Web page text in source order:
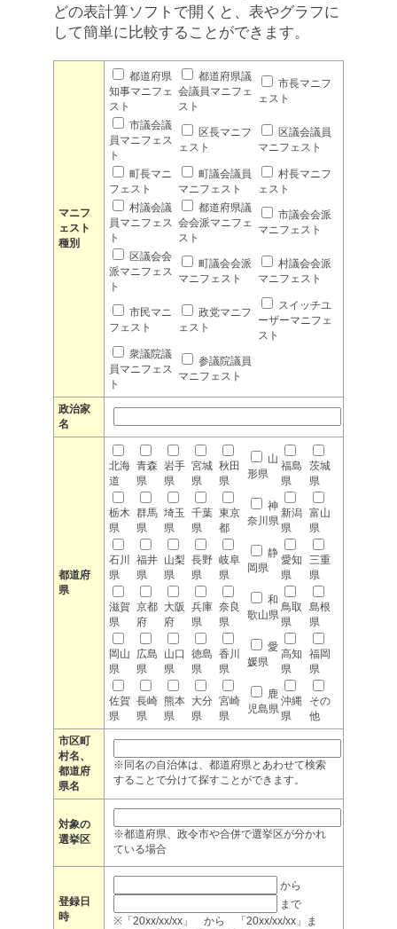
どの表計算ソフトで開くと、表やグラフに
して簡単に比較することができます。
マニフ
ェスト
種別
都道府県
知事マニフェ
スト
都道府県議
会議員マニフェ
スト
市長マニフ
ェスト
市議会議
員マニフェス
ト
区長マニフ
ェスト
区議会議員
マニフェスト
町長マニ
フェスト
町議会議員
マニフェスト
村長マニフ
ェスト
村議会議
員マニフェス
ト
都道府県議
会会派マニフェ
スト
市議会会派
マニフェスト
区議会会
派マニフェス
ト
町議会会派
マニフェスト
村議会会派
マニフェスト
市民マニ
フェスト
政党マニフ
ェスト
スイッチユ
ーザーマニフェ
スト
衆議院議
員マニフェス
ト
参議院議員
マニフェスト
政治家
名
都道府
県
北海
道
青森
県
岩手
県
宮城
県
秋田
県
山
形県
福島
県
茨城
県
栃木
県
群馬
県
埼玉
県
千葉
県
東京
都
神
奈川県
新潟
県
富山
県
石川
県
福井
県
山梨
県
長野
県
岐阜
県
静
岡県
愛知
県
三重
県
滋賀
県
京都
府
大阪
府
兵庫
県
奈良
県
和
歌山県
鳥取
県
島根
県
岡山
県
広島
県
山口
県
徳島
県
香川
県
愛
媛県
高知
県
福岡
県
佐賀
県
長崎
県
熊本
県
大分
県
宮崎
県
鹿
児島県
沖縄
県
その
他
市区町
村名、
都道府
県名
※同名の自治体は、都道府県とあわせて検索
することで分けて探すことができます。
対象の
選挙区
※都道府県、政令市や合併で選挙区が分かれ
ている場合
登録日
時
から
まで
※「20xx/xx/xx」 から 「20xx/xx/xx」ま